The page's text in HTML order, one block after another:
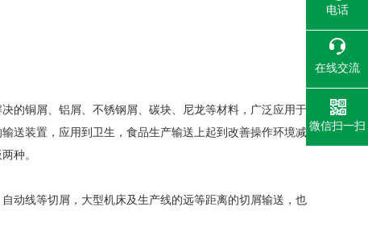
的铜屑、铝屑、不锈钢屑、碳块、尼龙等材料，广泛应用于
送装置，应用到卫生，食品生产输送上起到改善操作环境减
种。
线等切屑，大型机床及生产线的远等距离的切屑输送，也
电话
在线交流
微信扫一扫